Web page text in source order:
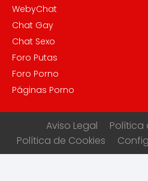
WebyChat
Chat Gay
Chat Sexo
Foro Putas
Foro Porno
Páginas Porno
Aviso Legal
Política
Política de Cookies